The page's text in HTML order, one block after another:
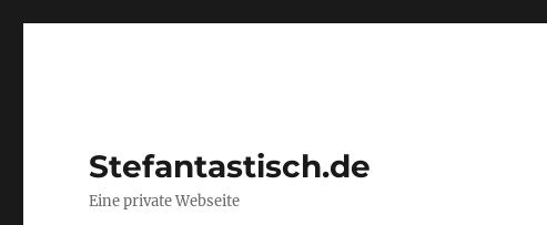
Stefantastisch.de
Eine private Webseite